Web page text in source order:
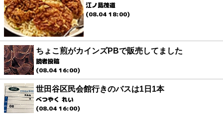
江ノ島茂道
(08.04 18:00)
ちょこ煎がカインズPBで販売してました
読者投稿
(08.04 16:00)
世田谷区民会館行きのバスは1日1本
べつやく れい
(08.04 16:00)